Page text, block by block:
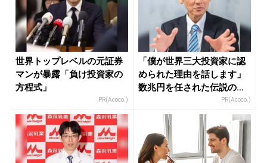
世界トップレベルの元証券
マンが暴露「負け投資家の
方程式」
PR(Acoco.)
「僕が世界三大投資家に認
められた理由を話します」
数兆円を任された伝説の投
PR(Acoco.)